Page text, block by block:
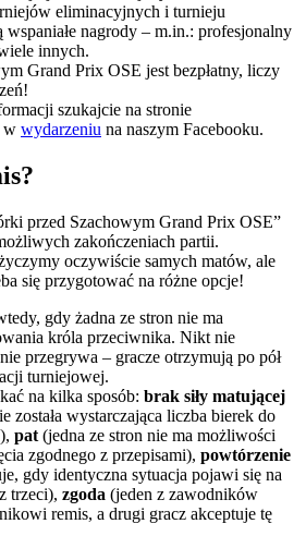
eliminacyjnych i turnieju
wspaniałe nagrody – m.in.: profesjonalny
innych.
Grand Prix OSE jest bezpłatny, liczy
szukajcie na stronie
w wydarzeniu na naszym Facebooku.
przed Szachowym Grand Prix OSE”
zakończeniach partii.
oczywiście samych matów, ale
się przygotować na różne opcje!
gdy żadna ze stron nie ma
króla przeciwnika. Nikt nie
przegrywa – gracze otrzymują po pół
turniejowej.
na kilka sposób: brak siły matującej
została wystarczająca liczba bierek do
pat (jedna ze stron nie ma możliwości
zgodnego z przepisami), powtórzenie
gdy identyczna sytuacja pojawi się na
trzeci), zgoda (jeden z zawodników
remis, a drugi gracz akceptuje tę